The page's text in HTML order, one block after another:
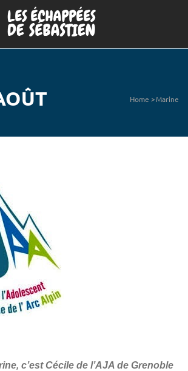
Home >Marine
c’est Cécile de l’AJA de Grenoble